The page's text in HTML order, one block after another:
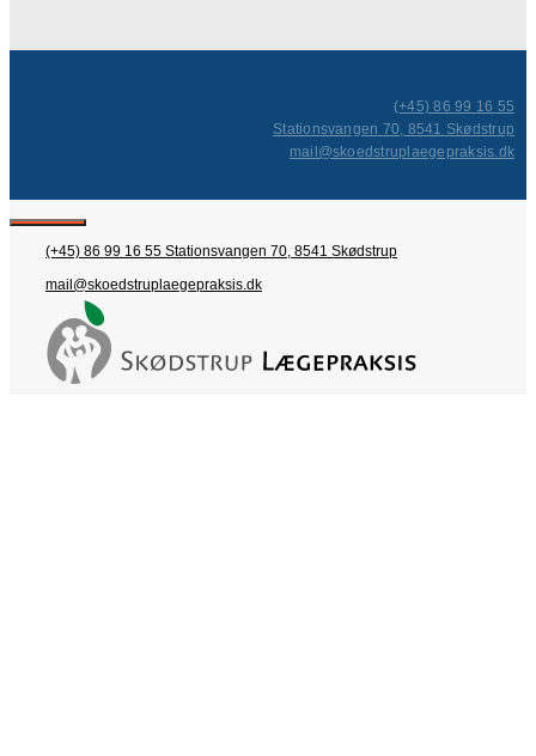
(+45) 86 99 16 55
Stationsvangen 70, 8541 Skødstrup
mail@skoedstruplaegepraksis.dk
Close
(+45) 86 99 16 55 Stationsvangen 70, 8541 Skødstrup
mail@skoedstruplaegepraksis.dk